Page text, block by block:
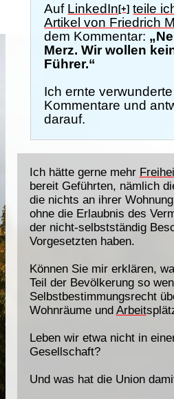
Auf LinkedIn[+] teile
Artikel von Friedrich
dem Kommentar:
Merz. Wir wollen
Führer.“
Ich ernte verwunderte
Kommentare und
darauf.
Ich hätte gerne mehr
bereit Geführten, nämlich
die nichts an ihrer
ohne die Erlaubnis des
der nicht-selbstständig
Vorgesetzten haben.
Können Sie mir erklären,
Teil der Bevölkerung so
Selbstbestimmungsrecht
Wohnräume und Arbeit
Leben wir etwa nicht in
Gesellschaft?
Und was hat die Union